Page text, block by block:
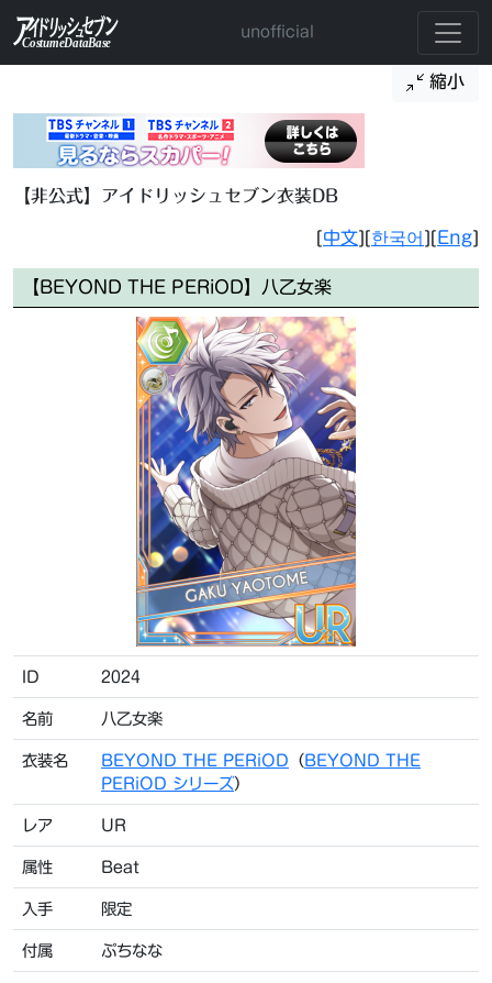
unofficial
縮小
【非公式】アイドリッシュセブン衣装DB
[中文][한국어 ][Eng]
【BEYOND THE PERiOD】八乙女楽
ID 2024
名前 八乙女楽
衣装名 BEYOND THE PERiOD （BEYOND THE
PERiOD シリーズ）
レア UR
属性 Beat
入手 限定
付属 ぷちなな